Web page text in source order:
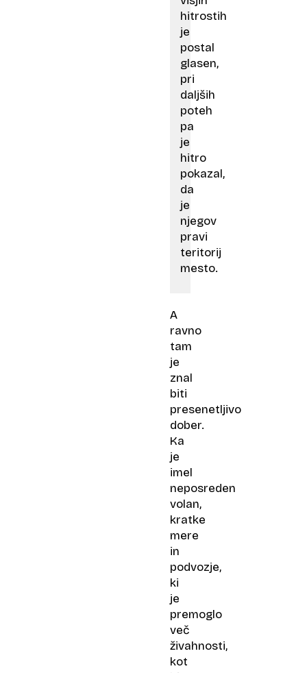
hitrostih
je
postal
glasen,
pri
daljših
poteh
pa
je
hitro
pokazal,
da
je
njegov
pravi
teritorij
mesto.
A
ravno
tam
je
znal
biti
presenetljivo
dober.
Ka
je
imel
neposreden
volan,
kratke
mere
in
podvozje,
ki
je
premoglo
več
živahnosti,
kot